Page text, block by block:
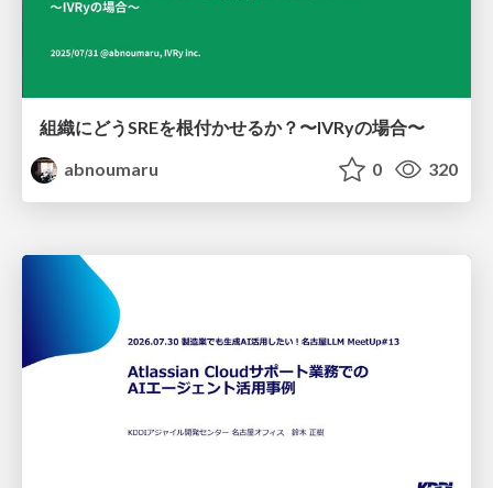
組織にどうSREを根付かせるか？〜IVRyの場合〜
abnoumaru
0 320